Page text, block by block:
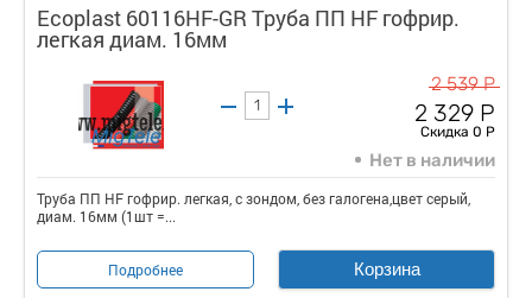
Ecoplast 60116HF-GR Труба ПП HF гофрир.
легкая диам. 16мм
2 539 Р
2 329 Р
Скидка 0 Р
Нет в наличии
Труба ПП HF гофрир. легкая, с зондом, без галогена,цвет серый,
диам. 16мм (1шт =...
Подробнее Корзина